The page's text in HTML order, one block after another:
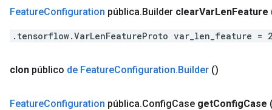
FeatureConfiguration pública.Builder clearVarLenFeature
.tensorflow.VarLenFeatureProto var_len_feature =
clon público de FeatureConfiguration.Builder ()
FeatureConfiguration pública.ConfigCase getConfigCase